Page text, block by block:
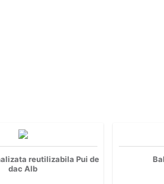
reutilizabila Pui de
dac Alb